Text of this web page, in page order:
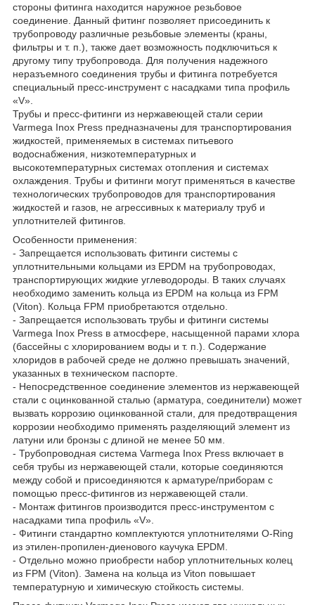
стороны фитинга находится наружное резьбовое
соединение. Данный фитинг позволяет присоединить к
трубопроводу различные резьбовые элементы (краны,
фильтры и т. п.), также дает возможность подключиться к
другому типу трубопровода. Для получения надежного
неразъемного соединения трубы и фитинга потребуется
специальный пресс-инструмент с насадками типа профиль
«V».
Трубы и пресс-фитинги из нержавеющей стали серии
Varmega Inox Press предназначены для транспортирования
жидкостей, применяемых в системах питьевого
водоснабжения, низкотемпературных и
высокотемпературных системах отопления и системах
охлаждения. Трубы и фитинги могут применяться в качестве
технологических трубопроводов для транспортирования
жидкостей и газов, не агрессивных к материалу труб и
уплотнителей фитингов.
Особенности применения:
- Запрещается использовать фитинги системы с
уплотнительными кольцами из EPDM на трубопроводах,
транспортирующих жидкие углеводороды. В таких случаях
необходимо заменить кольца из EPDM на кольца из FPM
(Viton). Кольца FPM приобретаются отдельно.
- Запрещается использовать трубы и фитинги системы
Varmega Inox Press в атмосфере, насыщенной парами хлора
(бассейны с хлорированием воды и т. п.). Содержание
хлоридов в рабочей среде не должно превышать значений,
указанных в техническом паспорте.
- Непосредственное соединение элементов из нержавеющей
стали с оцинкованной сталью (арматура, соединители) может
вызвать коррозию оцинкованной стали, для предотвращения
коррозии необходимо применять разделяющий элемент из
латуни или бронзы с длиной не менее 50 мм.
- Трубопроводная система Varmega Inox Press включает в
себя трубы из нержавеющей стали, которые соединяются
между собой и присоединяются к арматуре/приборам с
помощью пресс-фитингов из нержавеющей стали.
- Монтаж фитингов производится пресс-инструментом с
насадками типа профиль «V».
- Фитинги стандартно комплектуются уплотнителями O-Ring
из этилен-пропилен-диенового каучука EPDM.
- Отдельно можно приобрести набор уплотнительных колец
из FPM (Viton). Замена на кольца из Viton повышает
температурную и химическую стойкость системы.